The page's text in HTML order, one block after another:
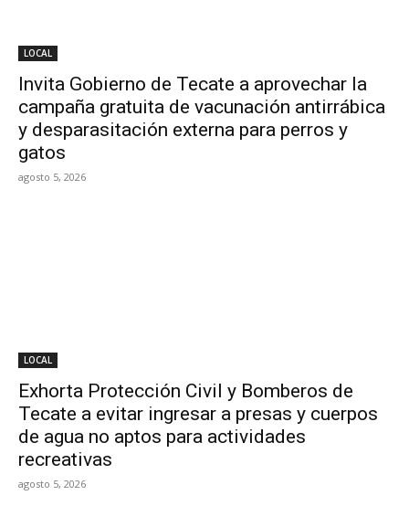
LOCAL
Invita Gobierno de Tecate a aprovechar la
campaña gratuita de vacunación antirrábica
y desparasitación externa para perros y
gatos
agosto 5, 2026
LOCAL
Exhorta Protección Civil y Bomberos de
Tecate a evitar ingresar a presas y cuerpos
de agua no aptos para actividades
recreativas
agosto 5, 2026